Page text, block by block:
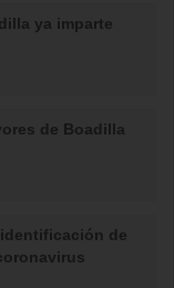
ya imparte
de Boadilla
de